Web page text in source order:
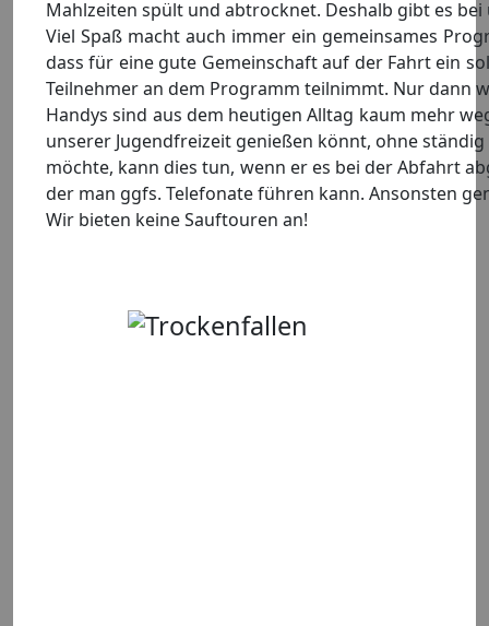
Mahlzeiten spült und abtrocknet. Deshalb gibt es
Viel Spaß macht auch immer ein gemeinsames
dass für eine gute Gemeinschaft auf der Fahrt ein
Teilnehmer an dem Programm teilnimmt. Nur dann
Handys sind aus dem heutigen Alltag kaum mehr
unserer Jugendfreizeit genießen könnt, ohne
möchte, kann dies tun, wenn er es bei der Abfahrt
der man ggfs. Telefonate führen kann. Ansonsten
Wir bieten keine Sauftouren an!